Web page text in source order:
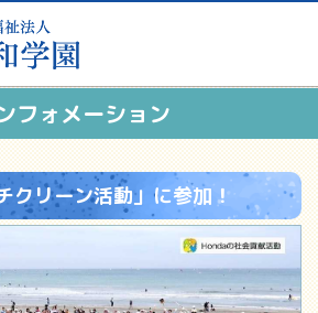
フォメーション
クリーン活動」に参加！